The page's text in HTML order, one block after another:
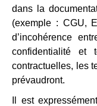
dans la
(exemple : CGU,
d’incohérence
confidentialité et
contractuelles, les
prévaudront.
Il est